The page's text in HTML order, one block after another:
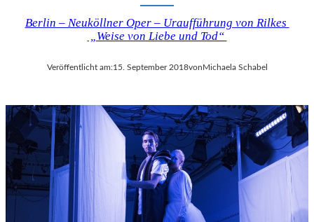
Berlin – Neuköllner Oper – Uraufführung von Rilkes
„Weise von Liebe und Tod“
Veröffentlicht am:15. September 2018vonMichaela Schabel